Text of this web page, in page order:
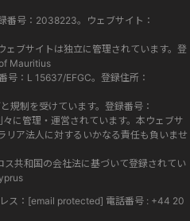
番号：2038223。ウェブサイト：
ブサイトは独立に管理されています。登
Mauritius
号：L 15637/EFGC。登録住所：
制を受けています。登録番号：
に管理・運営されています。本ウェブサ
リア法人に対するいかなる責任も負いませ
共和国の会社法に基づいて登録されてい
ス： [email protected] 電話番号 : +44 20